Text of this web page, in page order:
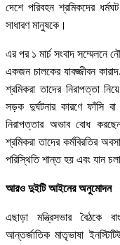
দেশে পরিবহন শ্রমিকদের
সাধারণ মানুষকে।
এর পর ১ মার্চ সংবাদ সম্মেলনে
একজন চালকের যাবজ্জীবন
শ্রমিকরা তাদের নিরাপত্তা
সড়ক দুর্ঘটনার কারণে ফাঁসি
নিরাপত্তার অভাব বোধ
শ্রমিকরা তাদের কর্মবিরতির
পরিস্থিতি শান্ত হয় এবং যান
আরও দুইটি আইনের অনুমোদন
এছাড়া মন্ত্রিসভার বৈঠকে
আন্তর্জাতিক মাতৃভাষা